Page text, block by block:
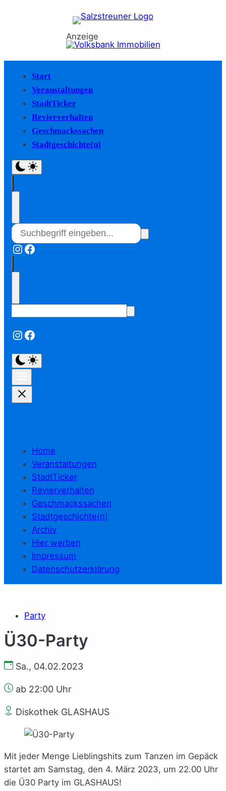
Anzeige
Start
Veranstaltungen
StadtTicker
Revierverhalten
Geschmackssachen
Stadtgeschichte(n)
Instagram
Facebook
Instagram
Facebook
Home
Veranstaltungen
StadtTicker
Revierverhalten
Geschmackssachen
Stadtgeschichte(n)
Archiv
Hier werben
Impressum
Datenschutzerklärung
Party
Ü30-Party
Sa., 04.02.2023
ab 22:00 Uhr
Diskothek GLASHAUS
Mit jeder Menge Lieblingshits zum Tanzen im Gepäck
startet am Samstag, den 4. März 2023, um 22.00 Uhr
die Ü30 Party im GLASHAUS!